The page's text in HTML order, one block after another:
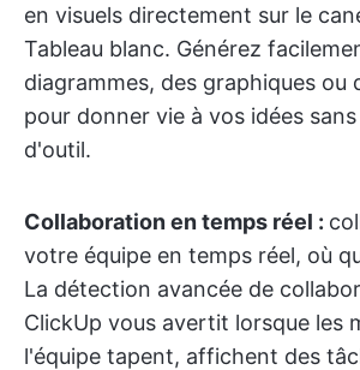
en visuels directement sur le
Tableau blanc. Générez
diagrammes, des graphiques ou
pour donner vie à vos idées
d'outil.
Collaboration en temps réel :
votre équipe en temps réel, où
La détection avancée de
ClickUp vous avertit lorsque les
l'équipe tapent, affichent des